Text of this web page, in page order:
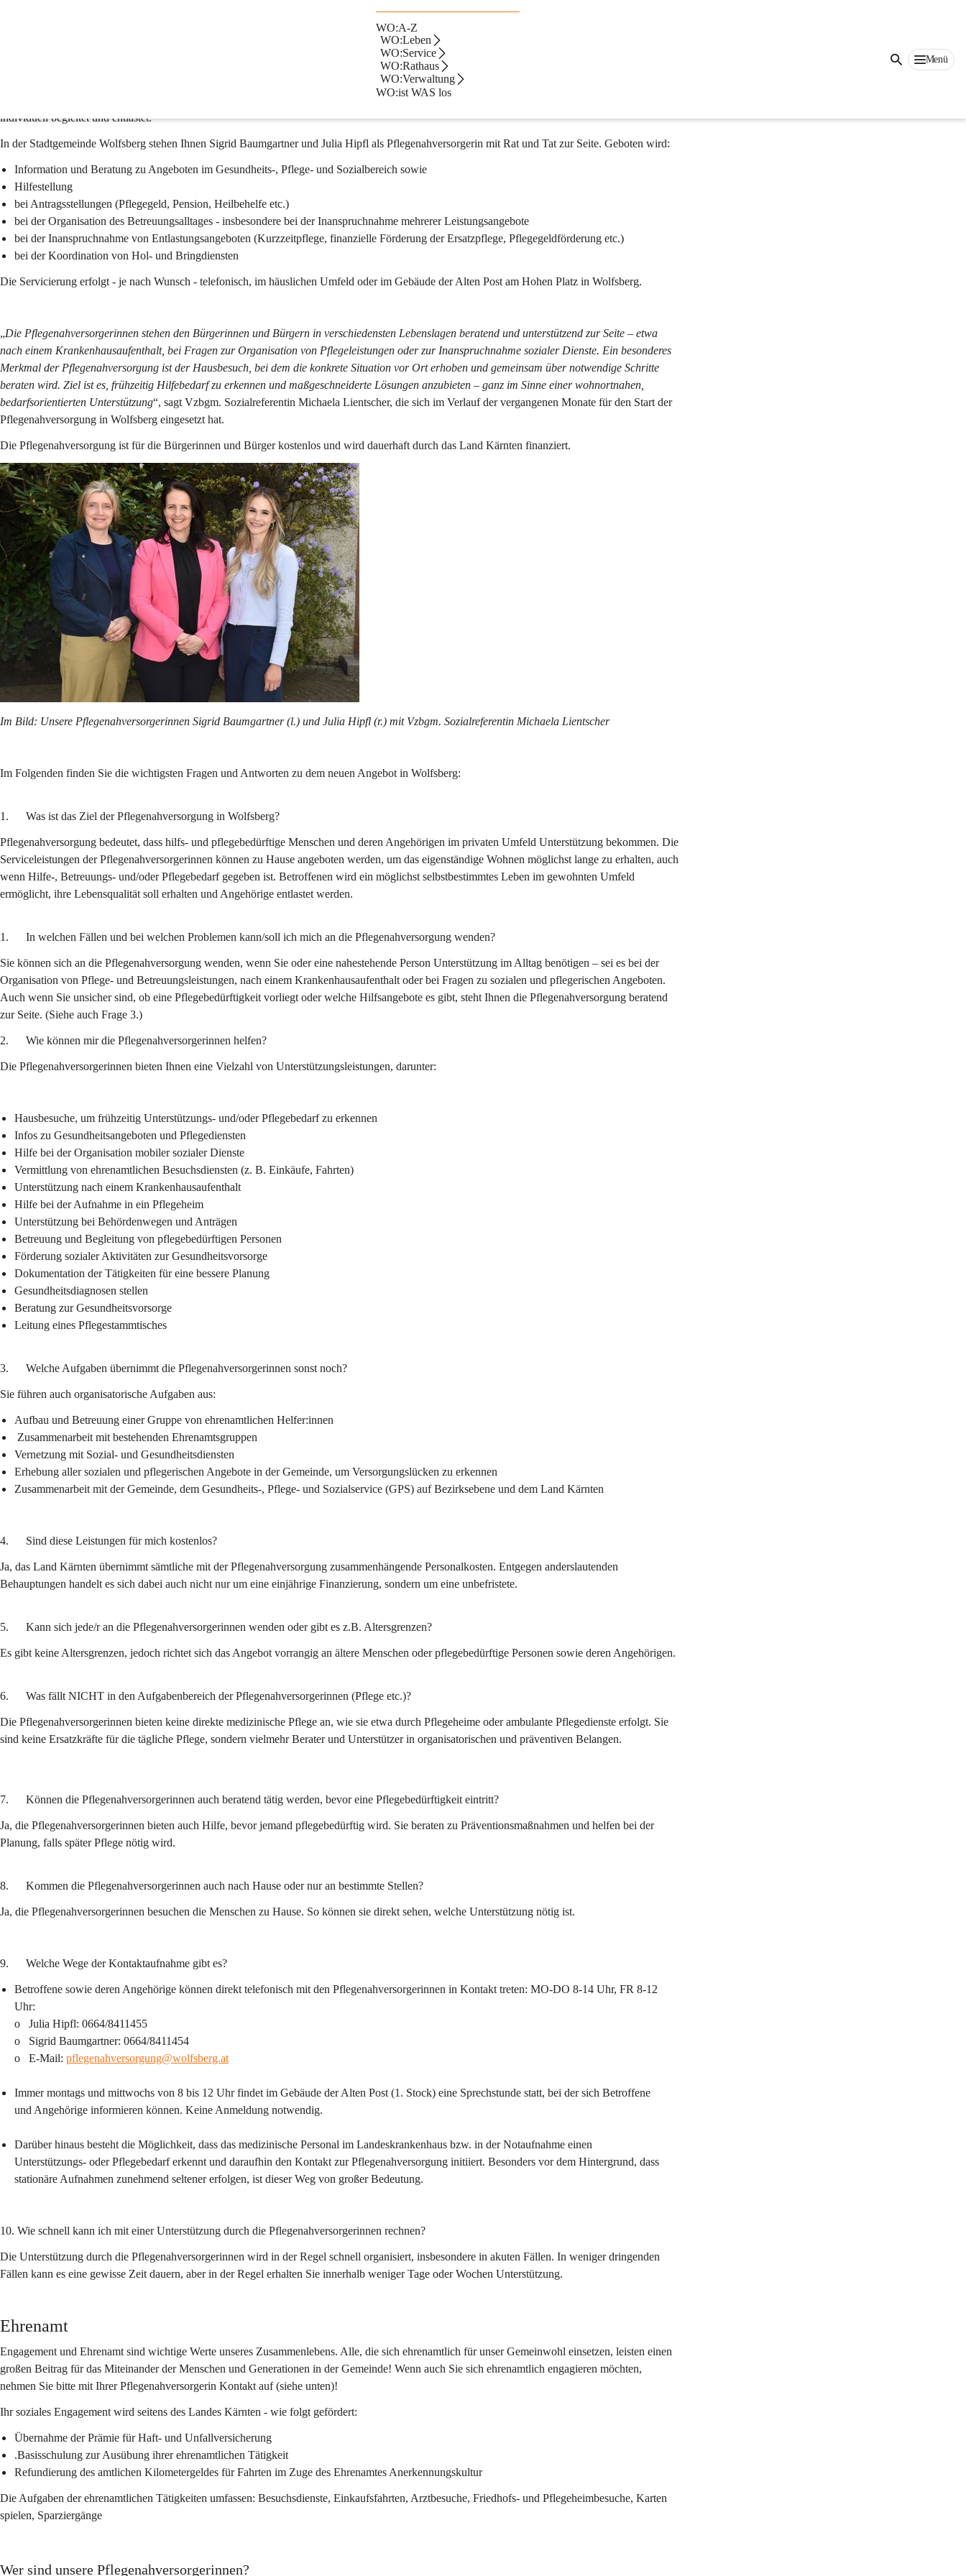
WO:A-Z
WO:Leben
WO:Service
WO:Rathaus
WO:Verwaltung
WO:ist WAS los
Menü
Pflegenahversorgung in Wolfsberg: Unterstützung für ein selbstbestimmtes Leben im eigenen Zuhause
Mit dem Ziel, Menschen mit Unterstützungsbedarf ein möglichst langes und selbstständiges Leben im vertrauten Umfeld zu ermöglichen, wurde in
Wolfsberg gemeinsam mit dem Sozialhilfeverband und dem Land Kärnten in Kooperation mit der GPS-Stelle an der Bezirkshauptmannschaft das
Modell der Pflegenahversorgung eingeführt. Dabei handelt es sich um ein niederschwelliges Angebot, das Pflegebedürftige und deren Angehörige
individuell begleitet und entlastet.
In der Stadtgemeinde Wolfsberg stehen Ihnen Sigrid Baumgartner und Julia Hipfl als Pflegenahversorgerin mit Rat und Tat zur Seite. Geboten wird:
Information und Beratung zu Angeboten im Gesundheits-, Pflege- und Sozialbereich sowie
Hilfestellung
bei Antragsstellungen (Pflegegeld, Pension, Heilbehelfe etc.)
bei der Organisation des Betreuungsalltages - insbesondere bei der Inanspruchnahme mehrerer Leistungsangebote
bei der Inanspruchnahme von Entlastungsangeboten (Kurzzeitpflege, finanzielle Förderung der Ersatzpflege, Pflegegeldförderung etc.)
bei der Koordination von Hol- und Bringdiensten
Die Servicierung erfolgt - je nach Wunsch - telefonisch, im häuslichen Umfeld oder im Gebäude der Alten Post am Hohen Platz in Wolfsberg.
„Die Pflegenahversorgerinnen stehen den Bürgerinnen und Bürgern in verschiedensten Lebenslagen beratend und unterstützend zur Seite – etwa
nach einem Krankenhausaufenthalt, bei Fragen zur Organisation von Pflegeleistungen oder zur Inanspruchnahme sozialer Dienste. Ein besonderes
Merkmal der Pflegenahversorgung ist der Hausbesuch, bei dem die konkrete Situation vor Ort erhoben und gemeinsam über notwendige Schritte
beraten wird. Ziel ist es, frühzeitig Hilfebedarf zu erkennen und maßgeschneiderte Lösungen anzubieten – ganz im Sinne einer wohnortnahen,
bedarfsorientierten Unterstützung“, sagt Vzbgm. Sozialreferentin Michaela Lientscher, die sich im Verlauf der vergangenen Monate für den Start der
Pflegenahversorgung in Wolfsberg eingesetzt hat.
Die Pflegenahversorgung ist für die Bürgerinnen und Bürger kostenlos und wird dauerhaft durch das Land Kärnten finanziert.
Im Bild: Unsere Pflegenahversorgerinnen Sigrid Baumgartner (l.) und Julia Hipfl (r.) mit Vzbgm. Sozialreferentin Michaela Lientscher
Im Folgenden finden Sie die wichtigsten Fragen und Antworten zu dem neuen Angebot in Wolfsberg:
1.      Was ist das Ziel der Pflegenahversorgung in Wolfsberg?
Pflegenahversorgung bedeutet, dass hilfs- und pflegebedürftige Menschen und deren Angehörigen im privaten Umfeld Unterstützung bekommen. Die
Serviceleistungen der Pflegenahversorgerinnen können zu Hause angeboten werden, um das eigenständige Wohnen möglichst lange zu erhalten, auch
wenn Hilfe-, Betreuungs- und/oder Pflegebedarf gegeben ist. Betroffenen wird ein möglichst selbstbestimmtes Leben im gewohnten Umfeld
ermöglicht, ihre Lebensqualität soll erhalten und Angehörige entlastet werden.
1.      In welchen Fällen und bei welchen Problemen kann/soll ich mich an die Pflegenahversorgung wenden?
Sie können sich an die Pflegenahversorgung wenden, wenn Sie oder eine nahestehende Person Unterstützung im Alltag benötigen – sei es bei der
Organisation von Pflege- und Betreuungsleistungen, nach einem Krankenhausaufenthalt oder bei Fragen zu sozialen und pflegerischen Angeboten.
Auch wenn Sie unsicher sind, ob eine Pflegebedürftigkeit vorliegt oder welche Hilfsangebote es gibt, steht Ihnen die Pflegenahversorgung beratend
zur Seite. (Siehe auch Frage 3.)
2.      Wie können mir die Pflegenahversorgerinnen helfen?
Die Pflegenahversorgerinnen bieten Ihnen eine Vielzahl von Unterstützungsleistungen, darunter:
Hausbesuche, um frühzeitig Unterstützungs- und/oder Pflegebedarf zu erkennen
Infos zu Gesundheitsangeboten und Pflegediensten
Hilfe bei der Organisation mobiler sozialer Dienste
Vermittlung von ehrenamtlichen Besuchsdiensten (z. B. Einkäufe, Fahrten)
Unterstützung nach einem Krankenhausaufenthalt
Hilfe bei der Aufnahme in ein Pflegeheim
Unterstützung bei Behördenwegen und Anträgen
Betreuung und Begleitung von pflegebedürftigen Personen
Förderung sozialer Aktivitäten zur Gesundheitsvorsorge
Dokumentation der Tätigkeiten für eine bessere Planung
Gesundheitsdiagnosen stellen
Beratung zur Gesundheitsvorsorge
Leitung eines Pflegestammtisches
3.      Welche Aufgaben übernimmt die Pflegenahversorgerinnen sonst noch?
Sie führen auch organisatorische Aufgaben aus:
Aufbau und Betreuung einer Gruppe von ehrenamtlichen Helfer:innen
Zusammenarbeit mit bestehenden Ehrenamtsgruppen
Vernetzung mit Sozial- und Gesundheitsdiensten
Erhebung aller sozialen und pflegerischen Angebote in der Gemeinde, um Versorgungslücken zu erkennen
Zusammenarbeit mit der Gemeinde, dem Gesundheits-, Pflege- und Sozialservice (GPS) auf Bezirksebene und dem Land Kärnten
4.      Sind diese Leistungen für mich kostenlos?
Ja, das Land Kärnten übernimmt sämtliche mit der Pflegenahversorgung zusammenhängende Personalkosten. Entgegen anderslautenden
Behauptungen handelt es sich dabei auch nicht nur um eine einjährige Finanzierung, sondern um eine unbefristete.
5.      Kann sich jede/r an die Pflegenahversorgerinnen wenden oder gibt es z.B. Altersgrenzen?
Es gibt keine Altersgrenzen, jedoch richtet sich das Angebot vorrangig an ältere Menschen oder pflegebedürftige Personen sowie deren Angehörigen.
6.      Was fällt NICHT in den Aufgabenbereich der Pflegenahversorgerinnen (Pflege etc.)?
Die Pflegenahversorgerinnen bieten keine direkte medizinische Pflege an, wie sie etwa durch Pflegeheime oder ambulante Pflegedienste erfolgt. Sie
sind keine Ersatzkräfte für die tägliche Pflege, sondern vielmehr Berater und Unterstützer in organisatorischen und präventiven Belangen.
7.      Können die Pflegenahversorgerinnen auch beratend tätig werden, bevor eine Pflegebedürftigkeit eintritt?
Ja, die Pflegenahversorgerinnen bieten auch Hilfe, bevor jemand pflegebedürftig wird. Sie beraten zu Präventionsmaßnahmen und helfen bei der
Planung, falls später Pflege nötig wird.
8.      Kommen die Pflegenahversorgerinnen auch nach Hause oder nur an bestimmte Stellen?
Ja, die Pflegenahversorgerinnen besuchen die Menschen zu Hause. So können sie direkt sehen, welche Unterstützung nötig ist.
9.      Welche Wege der Kontaktaufnahme gibt es?
Betroffene sowie deren Angehörige können direkt telefonisch mit den Pflegenahversorgerinnen in Kontakt treten: MO-DO 8-14 Uhr, FR 8-12
Uhr:
o   Julia Hipfl: 0664/8411455
o   Sigrid Baumgartner: 0664/8411454
o   E-Mail: pflegenahversorgung@wolfsberg.at
Immer montags und mittwochs von 8 bis 12 Uhr findet im Gebäude der Alten Post (1. Stock) eine Sprechstunde statt, bei der sich Betroffene
und Angehörige informieren können. Keine Anmeldung notwendig.
Darüber hinaus besteht die Möglichkeit, dass das medizinische Personal im Landeskrankenhaus bzw. in der Notaufnahme einen
Unterstützungs- oder Pflegebedarf erkennt und daraufhin den Kontakt zur Pflegenahversorgung initiiert. Besonders vor dem Hintergrund, dass
stationäre Aufnahmen zunehmend seltener erfolgen, ist dieser Weg von großer Bedeutung.
10. Wie schnell kann ich mit einer Unterstützung durch die Pflegenahversorgerinnen rechnen?
Die Unterstützung durch die Pflegenahversorgerinnen wird in der Regel schnell organisiert, insbesondere in akuten Fällen. In weniger dringenden
Fällen kann es eine gewisse Zeit dauern, aber in der Regel erhalten Sie innerhalb weniger Tage oder Wochen Unterstützung.
Ehrenamt
Engagement und Ehrenamt sind wichtige Werte unseres Zusammenlebens. Alle, die sich ehrenamtlich für unser Gemeinwohl einsetzen, leisten einen
großen Beitrag für das Miteinander der Menschen und Generationen in der Gemeinde! Wenn auch Sie sich ehrenamtlich engagieren möchten,
nehmen Sie bitte mit Ihrer Pflegenahversorgerin Kontakt auf (siehe unten)!
Ihr soziales Engagement wird seitens des Landes Kärnten - wie folgt gefördert:
Übernahme der Prämie für Haft- und Unfallversicherung
.Basisschulung zur Ausübung ihrer ehrenamtlichen Tätigkeit
Refundierung des amtlichen Kilometergeldes für Fahrten im Zuge des Ehrenamtes Anerkennungskultur
Die Aufgaben der ehrenamtlichen Tätigkeiten umfassen: Besuchsdienste, Einkaufsfahrten, Arztbesuche, Friedhofs- und Pflegeheimbesuche, Karten
spielen, Sparziergänge
Wer sind unsere Pflegenahversorgerinnen?